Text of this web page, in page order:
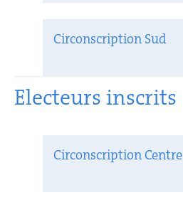
Circonscription Sud
Electeurs inscrits
Circonscription Centre